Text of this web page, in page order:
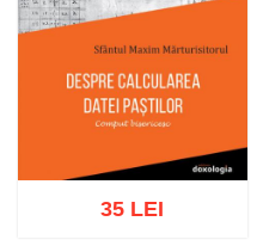
35 LEI